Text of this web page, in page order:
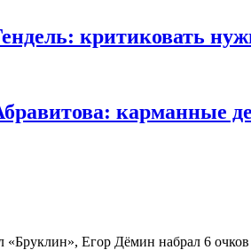
критиковать
карманные
«Бруклин», Егор Дёмин набрал 6